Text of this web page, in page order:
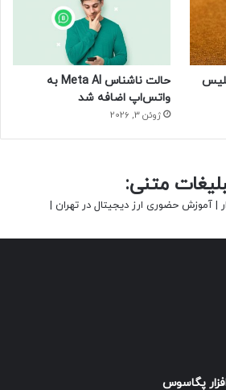
حالت ناشناس Meta AI به
واتس‌اپ اضافه شد
ژوئن 3, 2026
متنی:
| آموزش حضوری ارز دیجیتال در تهران |
پگاسوس